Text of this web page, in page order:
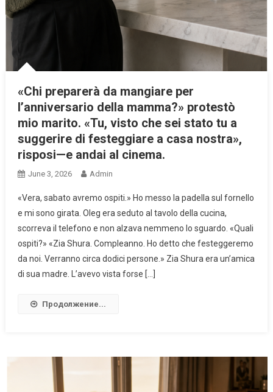
«Chi preparerà da mangiare per
l’anniversario della mamma?» protestò
mio marito. «Tu, visto che sei stato tu a
suggerire di festeggiare a casa nostra»,
risposi—e andai al cinema.
June 3, 2026 Admin
«Vera, sabato avremo ospiti.» Ho messo la padella sul fornello
e mi sono girata. Oleg era seduto al tavolo della cucina,
scorreva il telefono e non alzava nemmeno lo sguardo. «Quali
ospiti?» «Zia Shura. Compleanno. Ho detto che festeggeremo
da noi. Verranno circa dodici persone.» Zia Shura era un’amica
di sua madre. L’avevo vista forse […]
Продолжение...